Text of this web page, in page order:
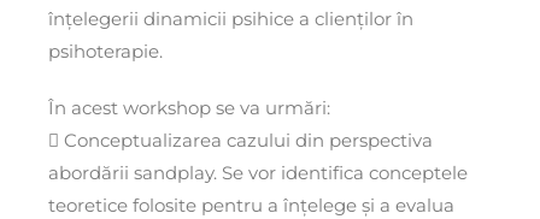
înțelegerii dinamicii psihice a clienților în
psihoterapie.
În acest workshop se va urmări:
 Conceptualizarea cazului din perspectiva
abordării sandplay. Se vor identifica conceptele
teoretice folosite pentru a înțelege și a evalua